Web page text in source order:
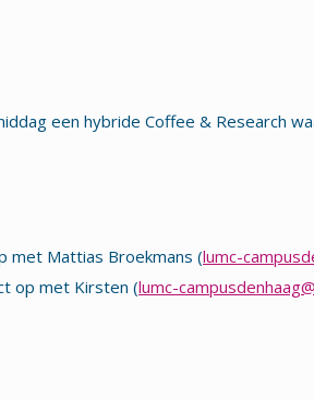
een hybride Coffee & Research
met Mattias Broekmans (lumc-
op met Kirsten (lumc-